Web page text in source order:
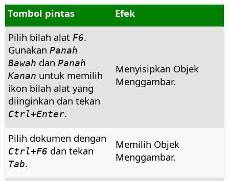
Tombol pintas
Efek
Pilih bilah alat F6.
Gunakan Panah
Bawah dan Panah
Kanan untuk memilih
ikon bilah alat yang
diinginkan dan tekan
Ctrl+Enter.
Menyisipkan Objek
Menggambar.
Pilih dokumen dengan
Ctrl+F6 dan tekan
Tab.
Memilih Objek
Menggambar.